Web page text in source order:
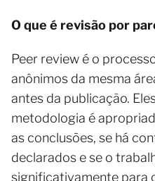
O que é revisão por
Peer review é o
anônimos da mesma
antes da publicação.
metodologia é
as conclusões, se há
declarados e se o
significativamente para